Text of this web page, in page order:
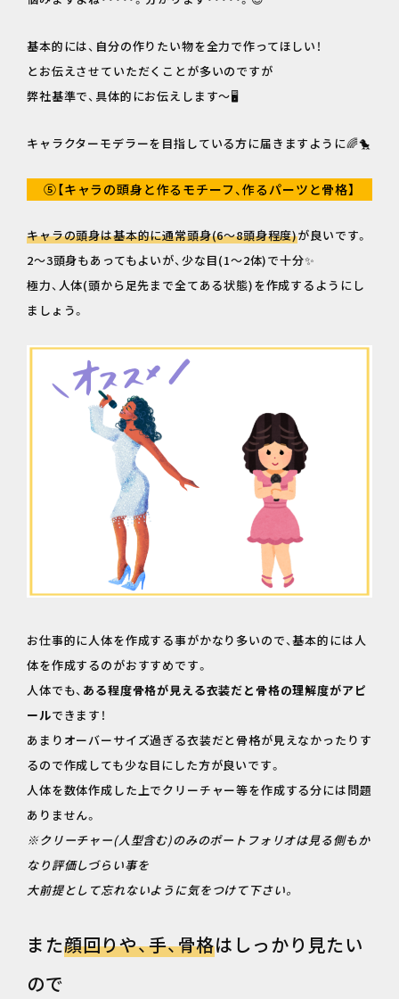
基本的には、自分の作りたい物を全力で作ってほしい！
とお伝えさせていただくことが多いのですが
弊社基準で、具体的にお伝えします～🖥
キャラクターモデラーを目指している方に届きますように🌈🐤
⑤【キャラの頭身と作るモチーフ、作るパーツと骨格】
キャラの頭身は基本的に通常頭身(6～8頭身程度)が良いです。
2～3頭身もあってもよいが、少な目(1～2体)で十分✨
極力、人体(頭から足先まで全てある状態)を作成するようにし
ましょう。
お仕事的に人体を作成する事がかなり多いので、基本的には人
体を作成するのがおすすめです。
人体でも、 ある程度骨格が見える衣装だと骨格の理解度がアピ
ールできます！
あまりオーバーサイズ過ぎる衣装だと骨格が見えなかったりす
るので作成しても少な目にした方が良いです。
人体を数体作成した上でクリーチャー等を作成する分には問題
ありません。
※クリーチャー(人型含む)のみのポートフォリオは見る側もか
なり評価しづらい事を
大前提として忘れないように気をつけて下さい。
また顔回りや、手、骨格はしっかり見たい
ので